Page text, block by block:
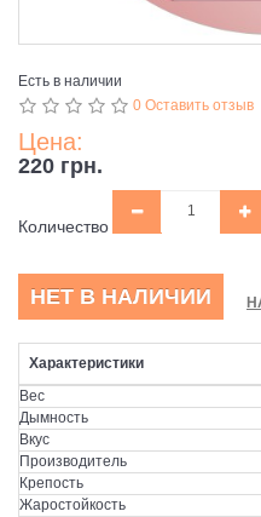
Есть в наличии
0 Оставить отзыв
Цена:
220 грн.
Количество
НЕТ В НАЛИЧИИ
Характеристики
Вес
Дымность
Вкус
Производитель
Крепость
Жаростойкость